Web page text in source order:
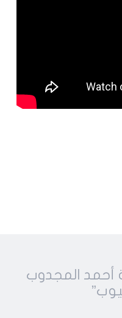
أحمد المجدوب
”